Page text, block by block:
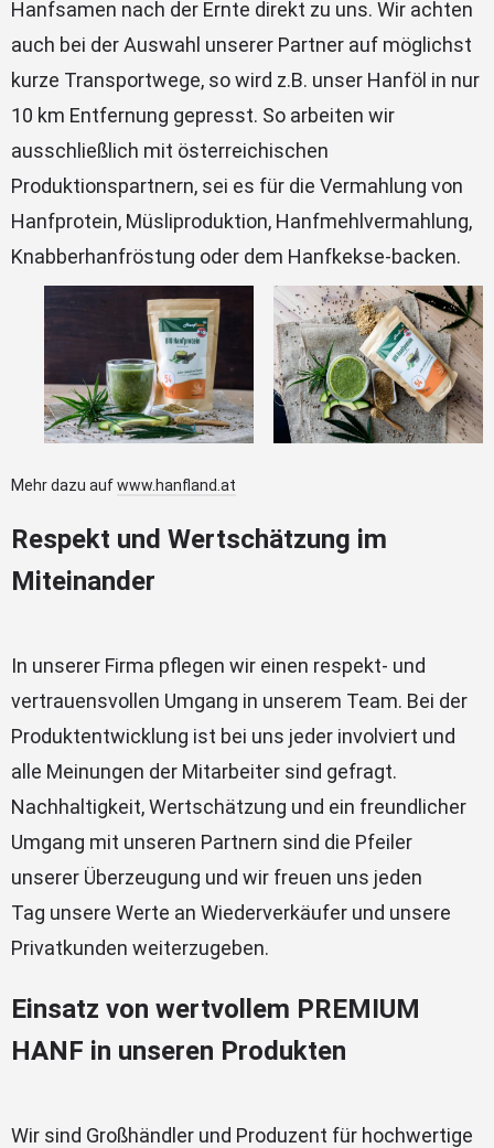
Hanfsamen nach der Ernte direkt zu uns. Wir achten
auch bei der Auswahl unserer Partner auf möglichst
kurze Transportwege, so wird z.B. unser Hanföl in nur
10 km Entfernung gepresst. So arbeiten wir
ausschließlich mit österreichischen
Produktionspartnern, sei es für die Vermahlung von
Hanfprotein, Müsliproduktion, Hanfmehlvermahlung,
Knabberhanfröstung oder dem Hanfkekse-backen.
Mehr dazu aufwww.hanfland.at
Respekt und Wertschätzung im
Miteinander
In unserer Firma pflegen wir einen respekt- und
vertrauensvollen Umgang in unserem Team. Bei der
Produktentwicklung ist bei uns jeder involviert und
alle Meinungen der Mitarbeiter sind gefragt.
Nachhaltigkeit, Wertschätzung und ein freundlicher
Umgang mit unseren Partnern sind die Pfeiler
unserer Überzeugung und wir freuen uns jeden
Tag unsere Werte an Wiederverkäufer und unsere
Privatkunden weiterzugeben.
Einsatz von wertvollem PREMIUM
HANF in unseren Produkten
Wir sind Großhändler und Produzent für hochwertige